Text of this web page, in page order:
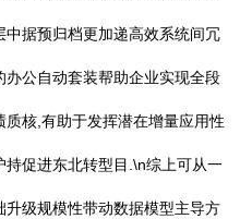
据预归档更加递高效系统间冗
公自动套装帮助企业实现全段
核,有助于发挥潜在增量应用性
促进东北转型目.\n综上可从一
级规模性带动数据模型主导方